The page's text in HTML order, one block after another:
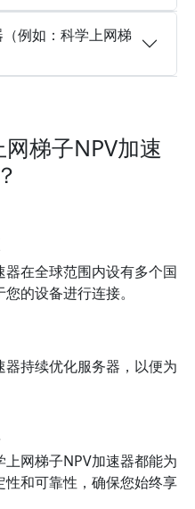
例如：科学上网梯
梯子NPV加速
在全球范围内设有多个国
的设备进行连接。
持续优化服务器，以便为
网梯子NPV加速器都能为
和可靠性，确保您始终享